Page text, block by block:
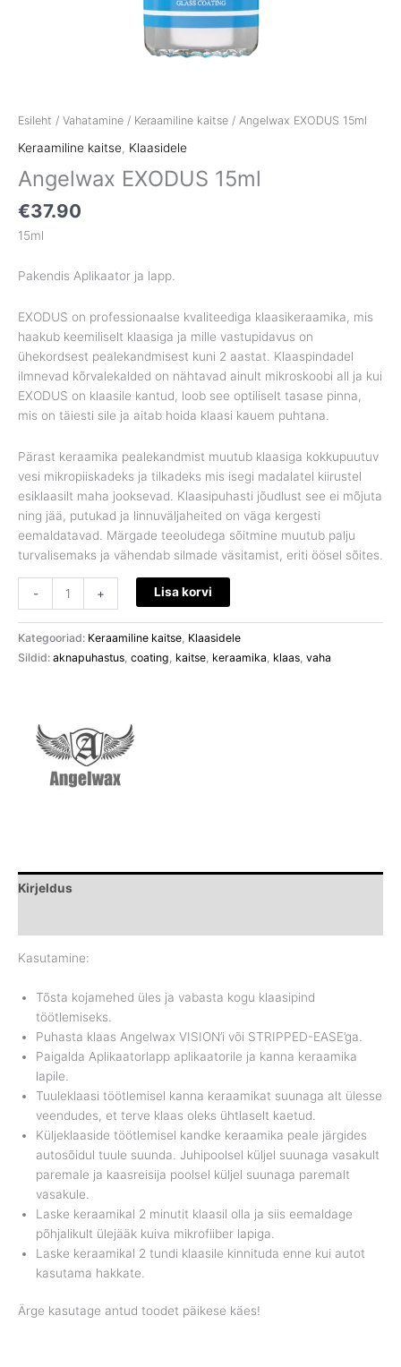
Esileht / Vahatamine / Keraamiline kaitse / Angelwax EXODUS 15ml
Keraamiline kaitse Klaasidele
Angelwax EXODUS 15ml
€37.90
15ml
Pakendis Aplikaator ja lapp.
EXODUS on professionaalse kvaliteediga klaasikeraamika, mis
haakub keemiliselt klaasiga ja mille vastupidavus on
ühekordsest pealekandmisest kuni 2 aastat. Klaaspindadel
ilmnevad kõrvalekalded on nähtavad ainult mikroskoobi all ja kui
EXODUS on klaasile kantud, loob see optiliselt tasase pinna,
mis on täiesti sile ja aitab hoida klaasi kauem puhtana.
Pärast keraamika pealekandmist muutub klaasiga kokkupuutuv
vesi mikropiiskadeks ja tilkadeks mis isegi madalatel kiirustel
esiklaasilt maha jooksevad. Klaasipuhasti jõudlust see ei mõjuta
ning jää, putukad ja linnuväljaheited on väga kergesti
eemaldatavad. Märgade teeoludega sõitmine muutub palju
turvalisemaks ja vähendab silmade väsitamist, eriti öösel sõites.
- + Lisa korvi
Kategooriad: Keraamiline kaitse Klaasidele
Sildid: aknapuhastus coating kaitse keraamika klaas vaha
Kirjeldus
Kasutamine:
Tõsta kojamehed üles ja vabasta kogu klaasipind
töötlemiseks.
Puhasta klaas Angelwax VISION’i või STRIPPED-EASE’ga.
Paigalda Aplikaatorlapp aplikaatorile ja kanna keraamika
lapile.
Tuuleklaasi töötlemisel kanna keraamikat suunaga alt ülesse
veendudes, et terve klaas oleks ühtlaselt kaetud.
Küljeklaaside töötlemisel kandke keraamika peale järgides
autosõidul tuule suunda. Juhipoolsel küljel suunaga vasakult
paremale ja kaasreisija poolsel küljel suunaga paremalt
vasakule.
Laske keraamikal 2 minutit klaasil olla ja siis eemaldage
põhjalikult ülejääk kuiva mikrofiiber lapiga.
Laske keraamikal 2 tundi klaasile kinnituda enne kui autot
kasutama hakkate.
Ärge kasutage antud toodet päikese käes!